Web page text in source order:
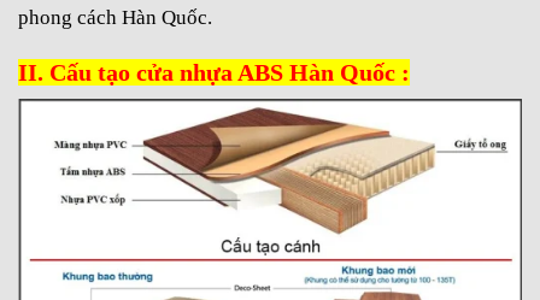
phong cách Hàn Quốc.
II. Cấu tạo cửa nhựa ABS Hàn Quốc :